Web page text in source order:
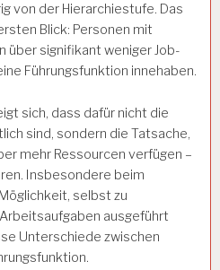
von der Hierarchiestufe. Das
Blick: Personen mit
über signifikant weniger Job-
Führungsfunktion innehaben.
sich, dass dafür nicht die
sind, sondern die Tatsache,
mehr Ressourcen verfügen –
Insbesondere beim
selbst zu
ausgeführt
Unterschiede zwischen